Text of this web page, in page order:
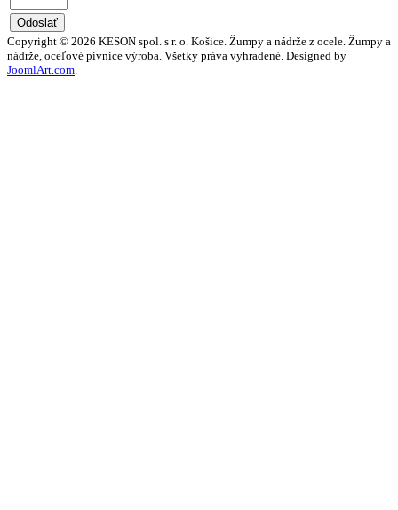
Copyright © 2026 KESON spol. s r. o. Košice. Žumpy a nádrže z ocele. Žumpy a
nádrže, oceľové pivnice výroba. Všetky práva vyhradené. Designed by
JoomlArt.com